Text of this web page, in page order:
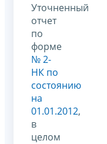
Уточненный
отчет
по
форме
№ 2-
НК по
состоянию
на
01.01.2012,
в
целом